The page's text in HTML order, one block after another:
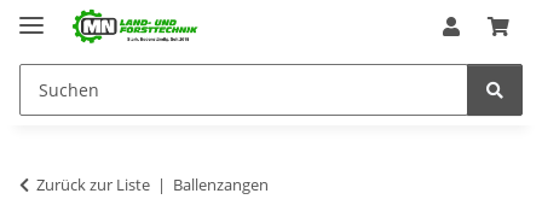
Zurück zur Liste Ballenzangen